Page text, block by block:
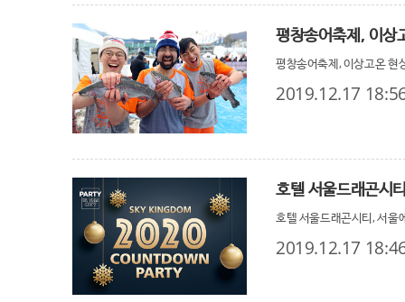
평창송어축제, 이상
평창송어축제, 이상고온 현
2019.12.17
호텔 서울드래곤시티, 서울
2019.12.17